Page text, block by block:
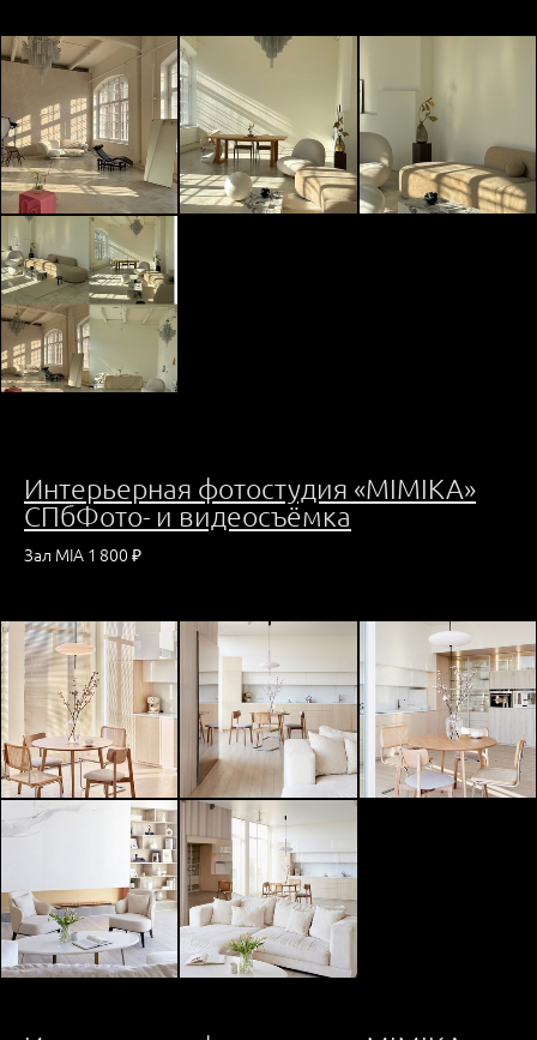
Интерьерная фотостудия «MIMIKA»
СПбФото- и видеосъёмка
Зал MIA 1 800 ₽